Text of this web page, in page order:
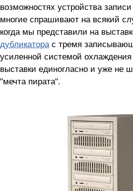
возможностях устройства
многие спрашивают на всякий
когда мы представили на
дубликаторас тремя
усиленной системой
выставки единогласно и уже не
"мечта пирата".